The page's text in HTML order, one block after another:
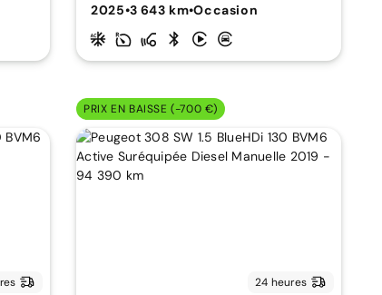
2025•3 643 km•Occasion
PRIX EN BAISSE (-700 €)
24 heures